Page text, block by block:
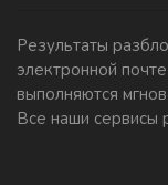
Результаты
электронной
выполняются
Все наши сервисы